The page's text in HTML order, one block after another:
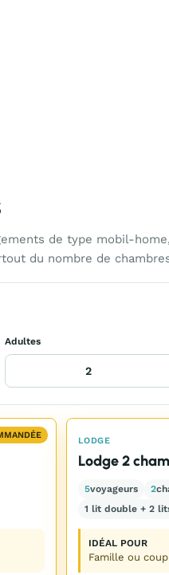
de type mobil-
du nombre de
Adultes
LODGE
Lodge 2
5voyageurs 2
1 lit double + 2
IDÉAL POUR
Famille ou